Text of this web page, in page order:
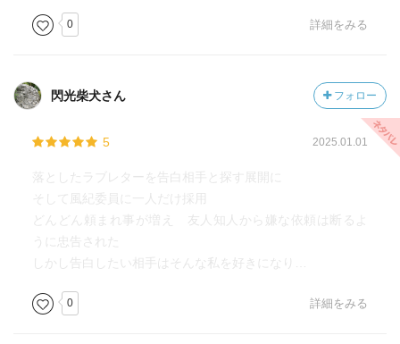
0 詳細をみる
閃光柴犬さん フォロー
5 2025.01.01
落としたラブレターを告白相手と探す展開に
そして風紀委員に一人だけ採用
どんどん頼まれ事が増え 友人知人から嫌な依頼は断るよ
うに忠告された
しかし告白したい相手はそんな私を好きになり…
0 詳細をみる